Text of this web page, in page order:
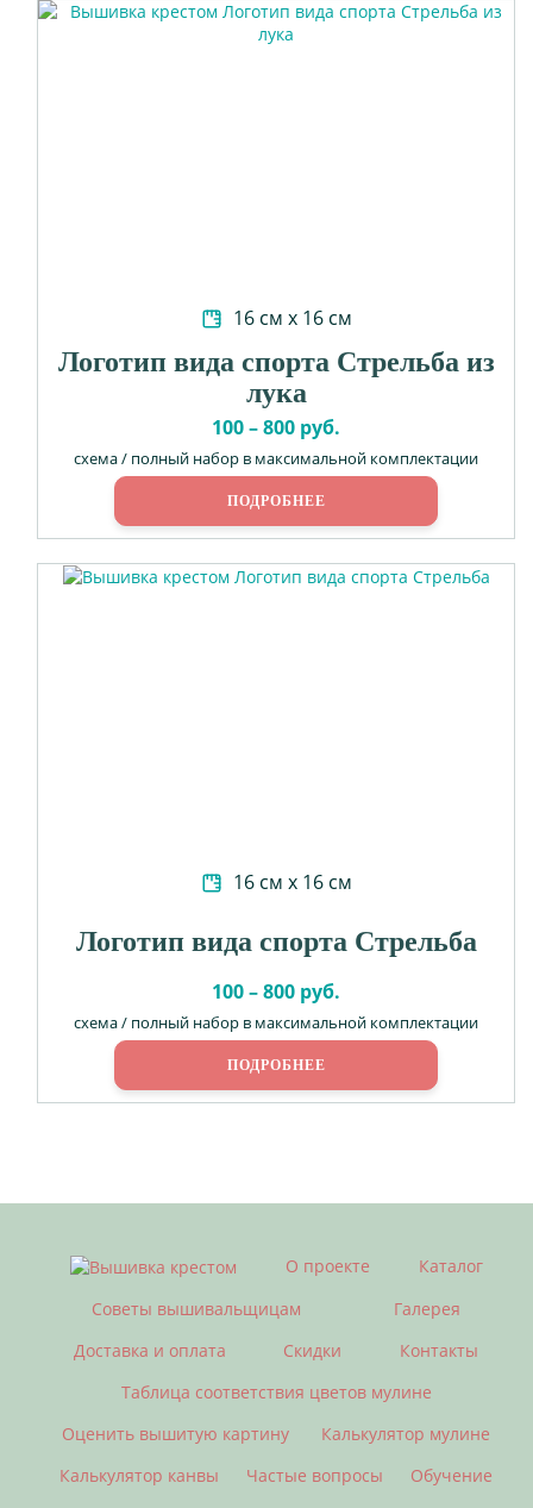
16 см х 16 см
Логотип вида спорта Стрельба из
лука
100 – 800 руб.
схема / полный набор в максимальной комплектации
ПОДРОБНЕЕ
16 см х 16 см
Логотип вида спорта Стрельба
100 – 800 руб.
схема / полный набор в максимальной комплектации
ПОДРОБНЕЕ
О проекте
Каталог
Советы вышивальщицам
Галерея
Доставка и оплата
Скидки
Контакты
Таблица соответствия цветов мулине
Оценить вышитую картину
Калькулятор мулине
Калькулятор канвы
Частые вопросы Обучение